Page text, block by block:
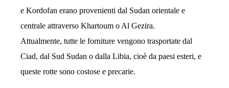
e Kordofan erano provenienti dal Sudan orientale e
centrale attraverso Khartoum o Al Gezira.
Attualmente, tutte le forniture vengono trasportate dal
Ciad, dal Sud Sudan o dalla Libia, cioè da paesi esteri, e
queste rotte sono costose e precarie.